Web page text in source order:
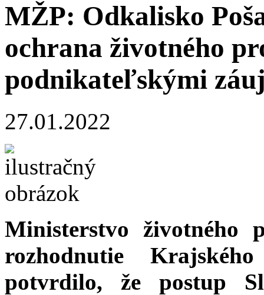
MŽP: Odkalisko
ochrana životného
podnikateľskými
27.01.2022
Ministerstvo životného
rozhodnutie
potvrdilo, že postup